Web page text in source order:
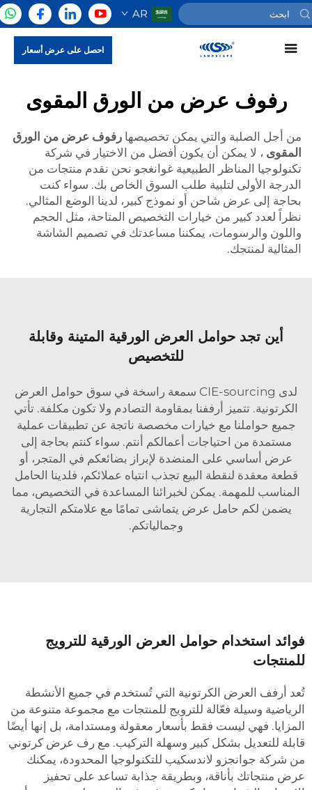
AR
احصل على عرض أسعار
رفوف عرض من الورق المقوى
من أجل الصلبة والتي يمكن تخصيصهارفوف عرض من الورق
المقوى، لا يمكن أن يكون أفضل من الاختيار في شركة
تكنولوجيا المناظر الطبيعية غوانغجو نحن نقدم منتجات من
الدرجة الأولى لتلبية طلب السوق الخاص بك. سواء كنت
بحاجة إلى عرض شاحن أو نموذج كبير، لدينا الوضع المثالي.
نظراً لعدد كبير من خيارات التخصيص المتاحة، مثل الحجم
واللون والرسومات، يمكننا مساعدتك في تصميم الشاشة
المثالية لمنتجك.
أين تجد حوامل العرض الورقية المتينة وقابلة
للتخصيص
لدى CIE-sourcing سمعة راسخة في سوق حوامل العرض
الكرتونية. تتميز أرففنا بمقاومة التصادم ولا تكون مكلفة. تأتي
جميع حواملنا مع خيارات مخصصة ناتجة عن تطبيقات عملية
مستمدة من احتياجات أعمالكم أنتم. سواء كنتم بحاجة إلى
عرض أساسي على المنضدة لإبراز بضائعكم في المتجر، أو
قطعة معقدة لنقطة البيع تجذب انتباه عملائكم، فلدينا الحامل
المناسب للمهمة. يمكن لخبرائنا المساعدة في التخصيص، مما
يضمن لكم حامل عرض يتماشى تمامًا مع علامتكم التجارية
وجمالياتكم.
استخدام حوامل العرض الورقية للترويج
أرفف العرض الكرتونية التي تُستخدم في جميع الأنشطة
وسيلة فعّالة للترويج للمنتجات مع مجموعة متنوعة من
فهي ليست فقط بأسعار معقولة ومستدامة، بل إنها أيضًا
للتعديل بشكل كبير وسهلة التركيب. مع رف عرض كرتوني
شركة جوانجزو لاندسكيب للتكنولوجيا المحدودة، يمكنك
منتجاتك بأناقة، وبطريقة جذابة تساعد على تحفيز